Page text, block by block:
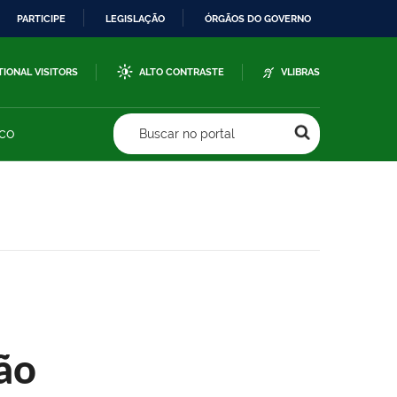
PARTICIPE LEGISLAÇÃO ÓRGÃOS DO GOVERNO
VISITORS ALTO CONTRASTE VLIBRAS
Buscar no portal